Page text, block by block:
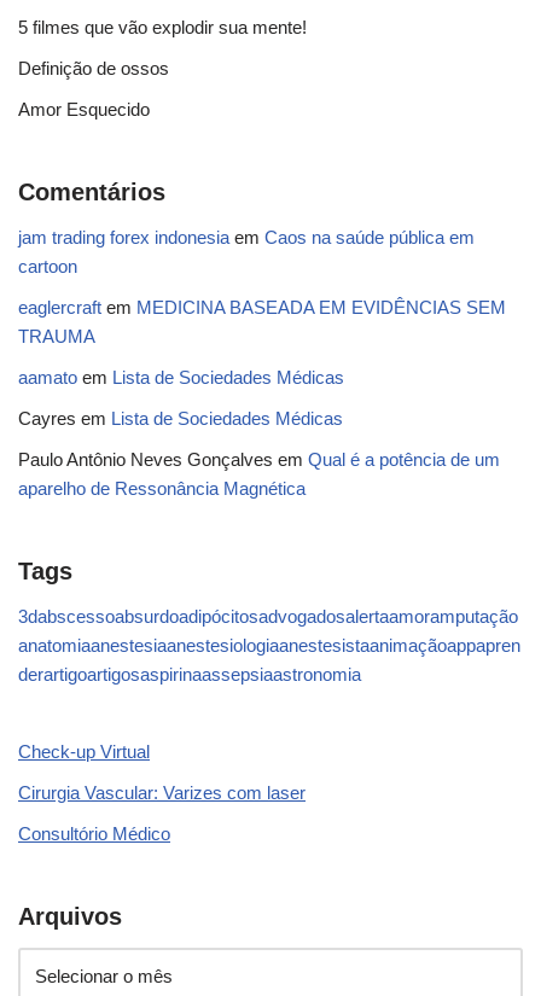
5 filmes que vão explodir sua mente!
Definição de ossos
Amor Esquecido
Comentários
jam trading forex indonesia em Caos na saúde pública em
cartoon
eaglercraft em MEDICINA BASEADA EM EVIDÊNCIAS SEM
TRAUMA
aamato em Lista de Sociedades Médicas
Cayres em Lista de Sociedades Médicas
Paulo Antônio Neves Gonçalves em Qual é a potência de um
aparelho de Ressonância Magnética
Tags
3dabscessoabsurdoadipócitosadvogadosalertaamoramputação
anatomiaanestesiaanestesiologiaanestesistaanimaçãoappapren
derartigoartigosaspirinaassepsiaastronomia
Check-up Virtual
Cirurgia Vascular: Varizes com laser
Consultório Médico
Arquivos